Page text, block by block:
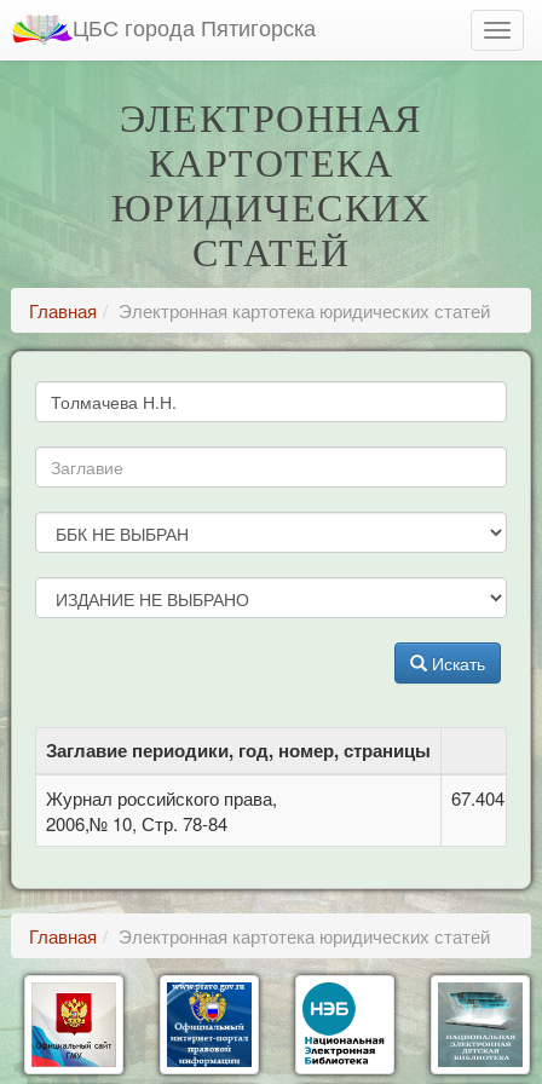
ЦБС города Пятигорска
ЭЛЕКТРОННАЯ
КАРТОТЕКА
ЮРИДИЧЕСКИХ
СТАТЕЙ
Главная Электронная картотека юридических статей
Искать
Заглавие периодики, год, номер, страницы
Журнал российского права,
2006,№ 10, Стр. 78-84
67.404
Главная Электронная картотека юридических статей